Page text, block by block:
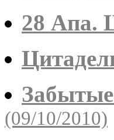
28 Апа.
(09/10/2010)